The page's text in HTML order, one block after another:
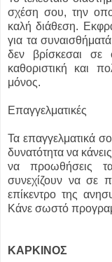
σχέση σου, την
καλή διάθεση.
για τα
δεν βρίσκεσαι σε
καθοριστική και
μόνος.
Επαγγελματικές
Τα επαγγελματικά
δυνατότητα να
να προωθήσεις
συνεχίζουν να σε
επίκεντρο της
Κάνε σωστό
ΚΑΡΚΙΝΟΣ